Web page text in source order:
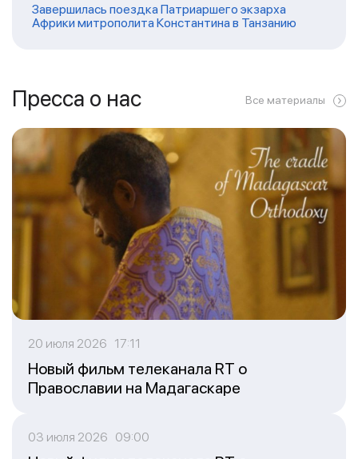
Завершилась поездка Патриаршего экзарха
Африки митрополита Константина в Танзанию
Пресса о нас Все материалы
20 июля 2026 17:11
Новый фильм телеканала RT о
Православии на Мадагаскаре
03 июля 2026 09:00